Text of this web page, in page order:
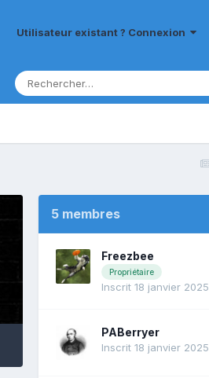
Utilisateur existant ? Connexion
5 membres
Freezbee
Propriétaire
Inscrit 18 janvier 2025
PABerryer
Inscrit 18 janvier 2025